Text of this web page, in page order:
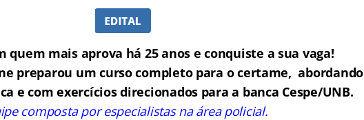
quem mais aprova há 25 anos e conquiste a sua vaga!
preparou um curso completo para o certame, abordando
e com exercícios direcionados para a banca Cespe/UNB.
composta por especialistas na área policial.